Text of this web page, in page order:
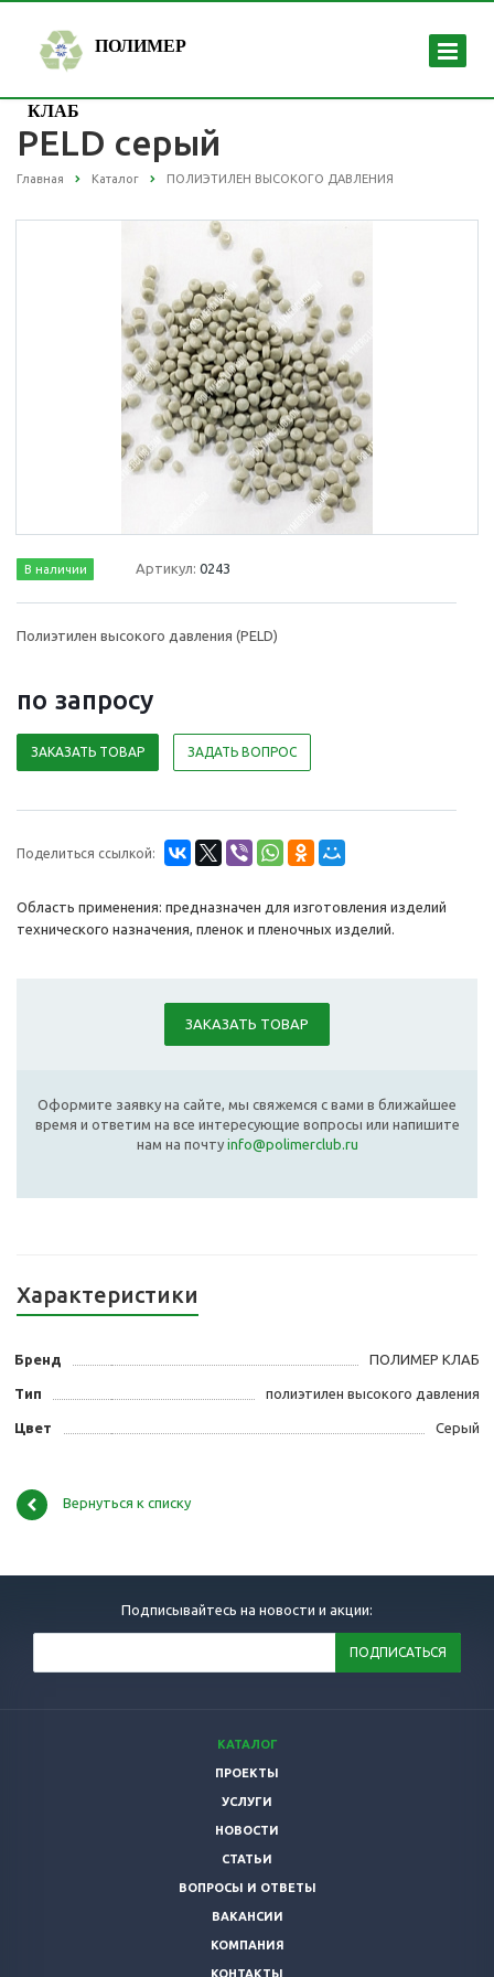
ПОЛИМЕР
КЛАБ
PELD серый
Главная Каталог ПОЛИЭТИЛЕН ВЫСОКОГО ДАВЛЕНИЯ
В наличии Артикул:0243
Полиэтилен высокого давления (PELD)
по запросу
ЗАКАЗАТЬ ТОВАР ЗАДАТЬ ВОПРОС
Поделиться ссылкой:
Область применения: предназначен для изготовления изделий
технического назначения, пленок и пленочных изделий.
ЗАКАЗАТЬ ТОВАР
Оформите заявку на сайте, мы свяжемся с вами в ближайшее
время и ответим на все интересующие вопросы или напишите
нам на почту info@polimerclub.ru
Характеристики
Бренд ПОЛИМЕР КЛАБ
Тип полиэтилен высокого давления
Цвет Серый
Вернуться к списку
Подписывайтесь на новости и акции:
КАТАЛОГ
ПРОЕКТЫ
УСЛУГИ
НОВОСТИ
СТАТЬИ
ВОПРОСЫ И ОТВЕТЫ
ВАКАНСИИ
КОМПАНИЯ
КОНТАКТЫ